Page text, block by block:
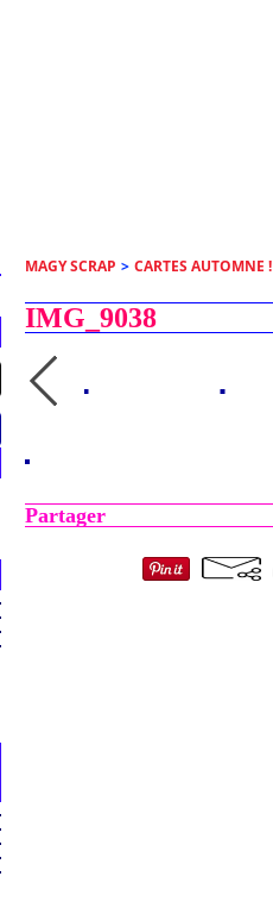
MAGY SCRAP > CARTES AUTOMNE !
IMG_9038
Partager